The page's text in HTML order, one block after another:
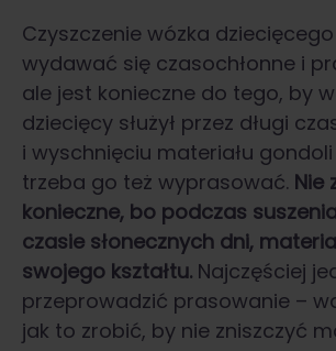
Czyszczenie wózka
wydawać się czasochłonne i
ale jest konieczne do tego, by
dziecięcy służył przez długi
i wyschnięciu materiału
trzeba go też wyprasować. Nie
konieczne, bo podczas
czasie słonecznych dni,
swojego kształtu. Najczęściej
przeprowadzić prasowanie –
jak to zrobić, by nie zniszczyć